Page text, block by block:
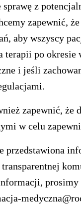
z
zapewnić,
aby wszyscy
terapii po okresie
i jeśli
zapewnić, że
w celu
przedstawiona
prosimy